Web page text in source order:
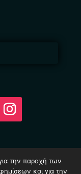
All Rights
την παροχή των
και για την